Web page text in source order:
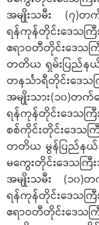
အမျိုးသမီး (၇)
ရန်ကုန်တိုင်းဒေသကြီ
ဧရာဝတီတိုင်းဒေသ
တတိယ ရှမ်းပြည်နယ်
တနင်္သာရီတိုင်းဒေသ
အမျိုးသား(၁၀)
ရန်ကုန်တိုင်းဒေသကြီ
စစ်ကိုင်းတိုင်းဒေသက
တတိယ မွန်ပြည်နယ်အ
မကွေးတိုင်းဒေသက
အမျိုးသမီး (၁၀)
ရန်ကုန်တိုင်းဒေသကြီ
ဧရာဝတီတိုင်းဒေသ